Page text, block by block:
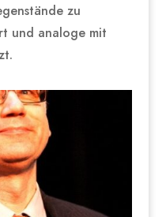
zu
und analoge mit